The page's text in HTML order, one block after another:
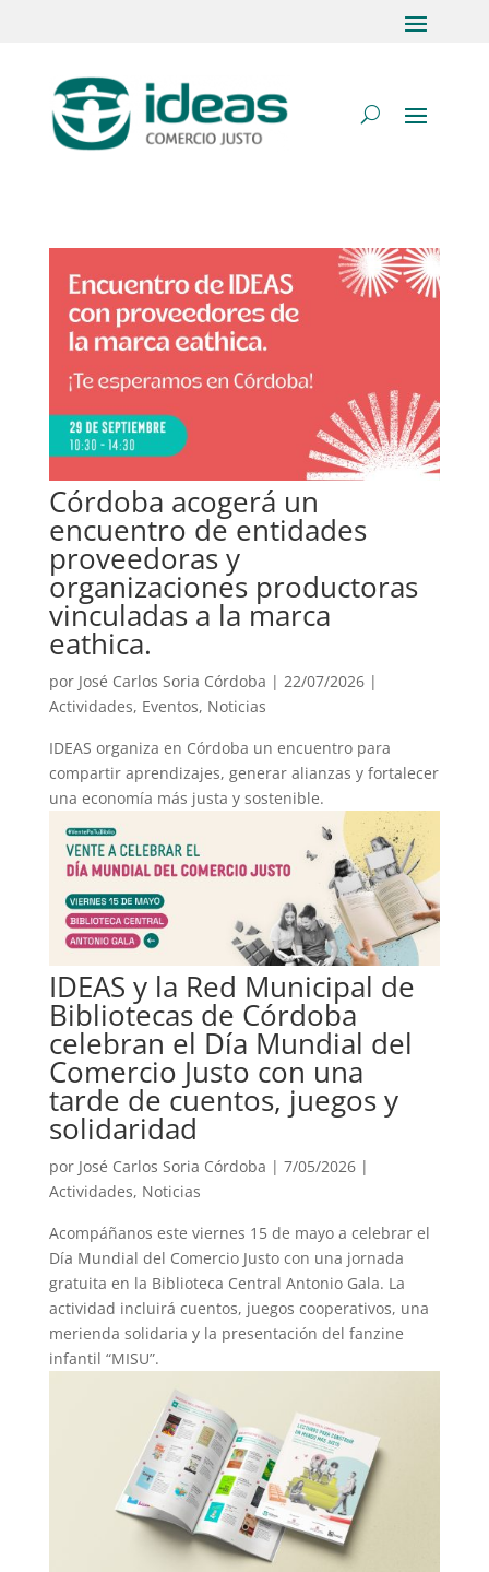
Córdoba acogerá un
encuentro de entidades
proveedoras y
organizaciones productoras
vinculadas a la marca
eathica.
por José Carlos Soria Córdoba | 22/07/2026 |
Actividades, Eventos, Noticias
IDEAS organiza en Córdoba un encuentro para
compartir aprendizajes, generar alianzas y fortalecer
una economía más justa y sostenible.
IDEAS y la Red Municipal de
Bibliotecas de Córdoba
celebran el Día Mundial del
Comercio Justo con una
tarde de cuentos, juegos y
solidaridad
por José Carlos Soria Córdoba | 7/05/2026 |
Actividades, Noticias
Acompáñanos este viernes 15 de mayo a celebrar el
Día Mundial del Comercio Justo con una jornada
gratuita en la Biblioteca Central Antonio Gala. La
actividad incluirá cuentos, juegos cooperativos, una
merienda solidaria y la presentación del fanzine
infantil “MISU”.